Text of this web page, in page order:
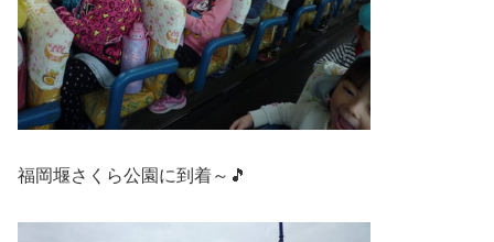
福岡堰さくら公園に到着～🎵